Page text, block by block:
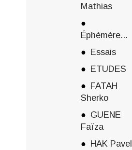
Mathias
Éphémère...
Essais
ETUDES
FATAH
Sherko
GUENE
Faïza
HAK Pavel